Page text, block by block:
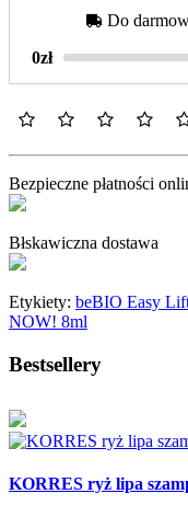
Do
0zł
Bezpieczne płatności
Błskawiczna dostawa
Etykiety: beBIO Easy
NOW! 8ml
Bestsellery
KORRES ryż lipa